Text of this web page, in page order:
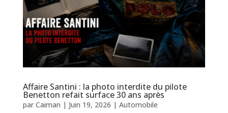
Affaire Santini : la photo interdite du pilote
Benetton refait surface 30 ans après
par Caiman | Juin 19, 2026 | Automobile